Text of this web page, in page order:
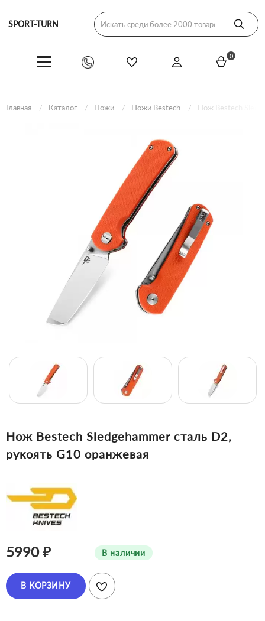
SPORT-TURN
0
Главная Каталог Ножи Ножи Bestech Нож Bestech
Нож Bestech Sledgehammer сталь D2,
рукоять G10 оранжевая
5990 ₽ В наличии
В КОРЗИНУ